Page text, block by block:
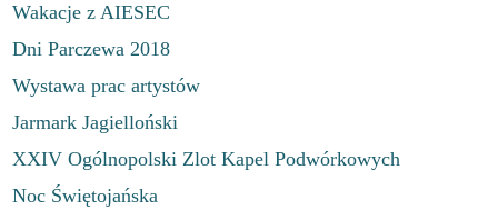
Wakacje z AIESEC
Dni Parczewa 2018
Wystawa prac artystów
Jarmark Jagielloński
XXIV Ogólnopolski Zlot Kapel Podwórkowych
Noc Świętojańska